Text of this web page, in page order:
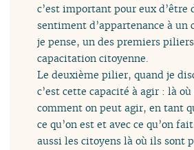
c’est important pour eux d’être
sentiment d’appartenance à un
je pense, un des premiers
capacitation citoyenne.
Le deuxième pilier, quand je
c’est cette capacité à agir : là où
comment on peut agir, en tant
ce qu’on est et avec ce qu’on
aussi les citoyens là où ils sont